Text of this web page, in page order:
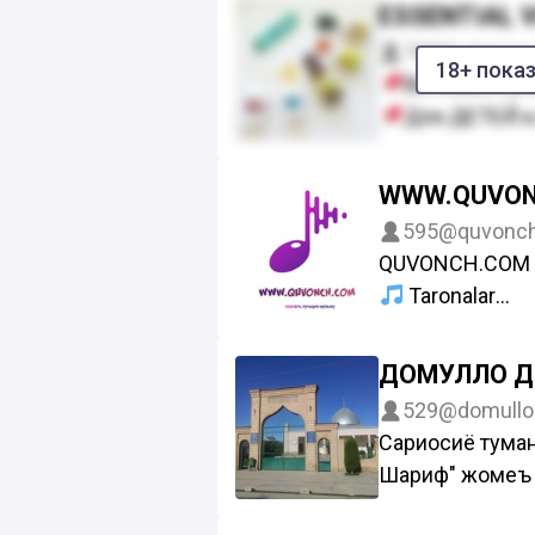
Етказиб
Заказла
@Feruza_0408
18+
ESSENTIAL
708
ВИТАМИНЫ
Для ДЕТЕЙ
Принимаем
Доставка
Узбек тилида
мумкин.
595
QUVONCH.COM
Taronalar
Rasmlar
Barcha
Xamkorlikga
Ξ✹➣Admin:
Reklama
ДОМУЛЛО
529
Сариосиё
Шариф" жомеъ